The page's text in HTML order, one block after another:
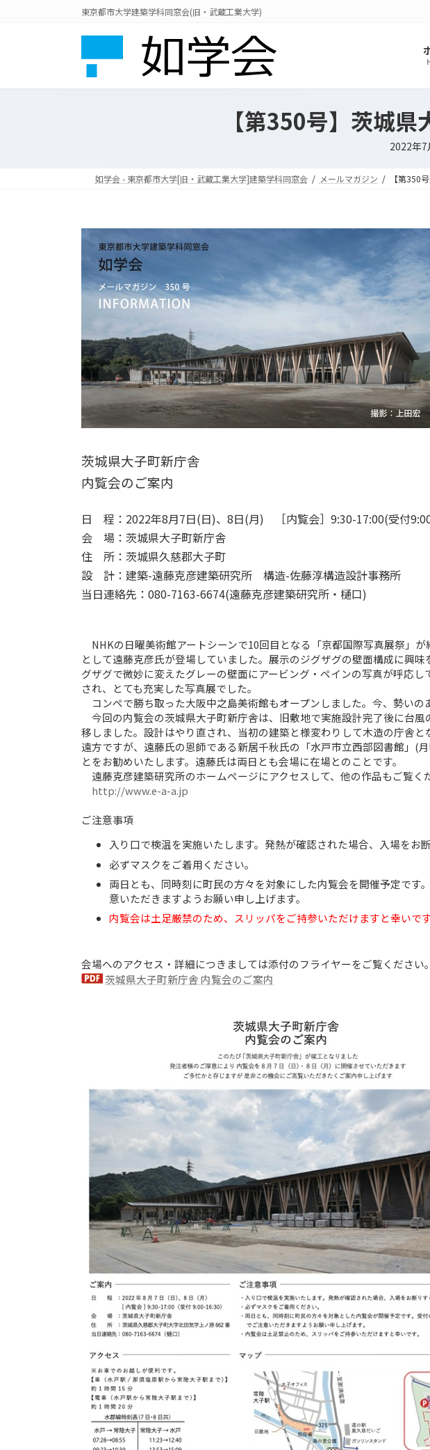
へ
ョ
東京都市大学建築学科同窓会(旧・武蔵工業大学)
【第350号】茨城
2022年7
如学会 - 東京都市大学[旧・武蔵工業大学]建築学科同窓会 メールマガジン 【第350
茨城県大子町新庁舎
内覧会のご案内
日 程：2022年8月7日(日)、8日(月) ［内覧会］9:30-17:00(受付
会 場：茨城県大子町新庁舎
住 所：茨城県久慈郡大子町
設 計：建築-遠藤克彦建築研究所 構造-佐藤淳構造設計事務所
当日連絡先：080-7163-6674(遠藤克彦建築研究所・樋口)
NHKの日曜美術館アートシーンで10回目となる「京都国際写真展祭」
として遠藤克彦氏が登場していました。展示のジグザグの壁面構成に興
グザグで微妙に変えたグレーの壁面にアービング・ペインの写真が呼応
され、とても充実した写真展でした。
コンペで勝ち取った大阪中之島美術館もオープンしました。今、勢いの
今回の内覧会の茨城県大子町新庁舎は、旧敷地で実施設計完了後に台風
移しました。設計はやり直され、当初の建築と様変わりして木造の庁舎と
遠方ですが、遠藤氏の恩師である新居千秋氏の「水戸市立西部図書館」(
とをお勧めいたします。遠藤氏は両日とも会場に在場とのことです。
遠藤克彦建築研究所のホームページにアクセスして、他の作品もご覧く
http://www.e-a-a.jp
ご注意事項
入り口で検温を実施いたします。発熱が確認された場合、入場をお
必ずマスクをご着用ください。
両日とも、同時刻に町民の方々を対象にした内覧会を開催予定です
意いただきますようお願い申し上げます。
内覧会は土足厳禁のため、スリッパをご持参いただけますと幸いです
会場へのアクセス・詳細につきましては添付のフライヤーをご覧ください。
茨城県大子町新庁舎 内覧会のご案内